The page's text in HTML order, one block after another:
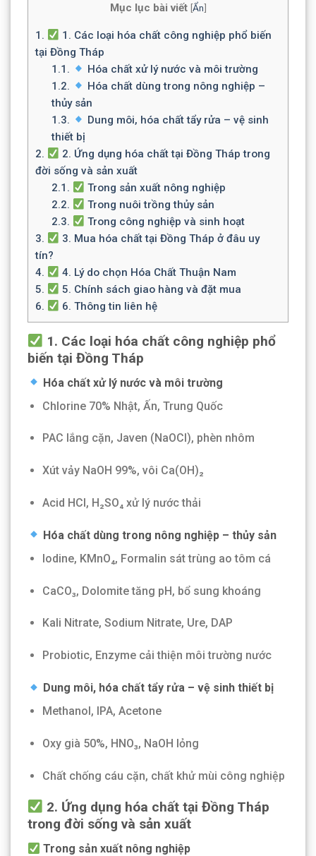
Mục lục bài viết [Ẩn]
1.
1. Các loại hóa chất công nghiệp phổ biến
tại Đồng Tháp
1.1.
Hóa chất xử lý nước và môi trường
1.2.
Hóa chất dùng trong nông nghiệp –
thủy sản
1.3.
Dung môi, hóa chất tẩy rửa – vệ sinh
thiết bị
2.
2. Ứng dụng hóa chất tại Đồng Tháp trong
đời sống và sản xuất
2.1.
Trong sản xuất nông nghiệp
2.2.
Trong nuôi trồng thủy sản
2.3.
Trong công nghiệp và sinh hoạt
3.
3. Mua hóa chất tại Đồng Tháp ở đâu uy
tín?
4.
4. Lý do chọn Hóa Chất Thuận Nam
5.
5. Chính sách giao hàng và đặt mua
6.
6. Thông tin liên hệ
1. Các loại hóa chất công nghiệp phổ
biến tại Đồng Tháp
Hóa chất xử lý nước và môi trường
Chlorine 70% Nhật, Ấn, Trung Quốc
PAC lắng cặn, Javen (NaOCl), phèn nhôm
Xút vảy NaOH 99%, vôi Ca(OH)₂
Acid HCl, H₂SO₄ xử lý nước thải
Hóa chất dùng trong nông nghiệp – thủy sản
Iodine, KMnO₄, Formalin sát trùng ao tôm cá
CaCO₃, Dolomite tăng pH, bổ sung khoáng
Kali Nitrate, Sodium Nitrate, Ure, DAP
Probiotic, Enzyme cải thiện môi trường nước
Dung môi, hóa chất tẩy rửa – vệ sinh thiết bị
Methanol, IPA, Acetone
Oxy già 50%, HNO₃, NaOH lỏng
Chất chống cáu cặn, chất khử mùi công nghiệp
2. Ứng dụng hóa chất tại Đồng Tháp
trong đời sống và sản xuất
Trong sản xuất nông nghiệp